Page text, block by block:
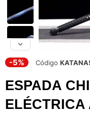
-5% Código
ESPADA
ELÉCTRICA